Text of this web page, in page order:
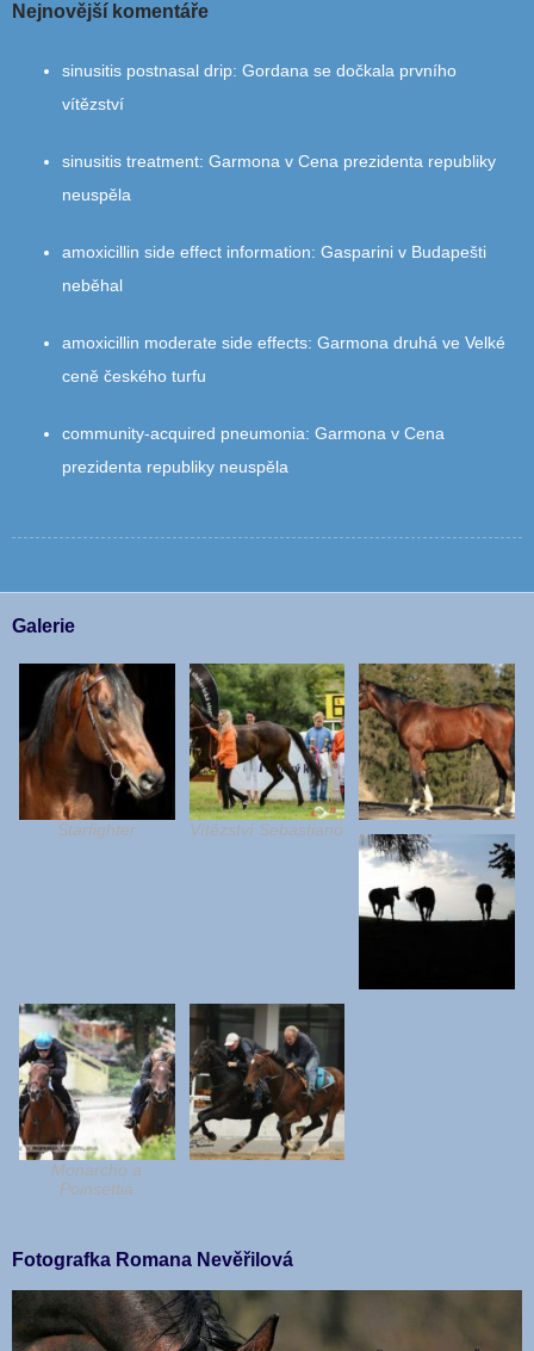
Nejnovější komentáře
sinusitis postnasal drip: Gordana se dočkala prvního
vítězství
sinusitis treatment: Garmona v Cena prezidenta republiky
neuspěla
amoxicillin side effect information: Gasparini v Budapešti
neběhal
amoxicillin moderate side effects: Garmona druhá ve Velké
ceně českého turfu
community‑acquired pneumonia: Garmona v Cena
prezidenta republiky neuspěla
Galerie
Starfighter Vítězství Sebastiano
Monarcho a
Poinsettia
Fotografka Romana Nevěřilová